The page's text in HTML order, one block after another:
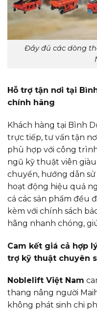
Đầy đủ các dòng
Hỗ trợ tận nơi tại
chính hãng
Khách hàng tại Bình
trực tiếp, tư vấn tận
phù hợp với công
ngũ kỹ thuật viên
chuyển, hướng dẫn
hoạt động hiệu quả
cả các sản phẩm đều
kèm với chính sách
hãng nhanh chóng,
Cam kết giá cả hợp
trợ kỹ thuật chuyên
Noblelift Việt Nam
thang nâng người
không phát sinh chi